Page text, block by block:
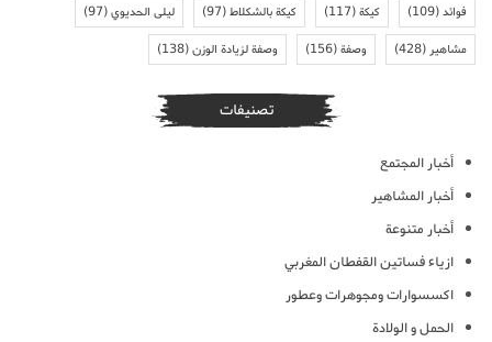
فوائد(109) كيكة(117) كيكة بالشكلاط(97) ليلى الحديوي(97)
مشاهير(428) وصفة(156) وصفة لزيادة الوزن(138)
تصنيفات
أخبار المجتمع
أخبار المشاهير
أخبار متنوعة
ازياء فساتين القفطان المغربي
اكسسوارات ومجوهرات وعطور
الحمل و الولادة